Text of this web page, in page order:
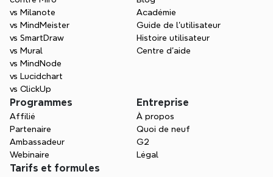
vs Milanote
vs MindMeister
vs SmartDraw
vs Mural
vs MindNode
vs Lucidchart
vs ClickUp
Académie
Guide de l’utilisateur
Histoire utilisateur
Centre d'aide
Programmes
Affilié
Partenaire
Ambassadeur
Webinaire
Entreprise
À propos
Quoi de neuf
G2
Légal
Tarifs et formules